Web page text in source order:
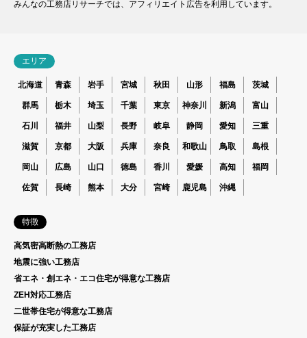
みんなの工務店リサーチでは、アフィリエイト広告を利用しています。
エリア
北海道 青森 岩手 宮城 秋田 山形 福島 茨城
群馬 栃木 埼玉 千葉 東京 神奈川 新潟 富山
石川 福井 山梨 長野 岐阜 静岡 愛知 三重
滋賀 京都 大阪 兵庫 奈良 和歌山 鳥取 島根
岡山 広島 山口 徳島 香川 愛媛 高知 福岡
佐賀 長崎 熊本 大分 宮崎 鹿児島 沖縄
特徴
高気密高断熱の工務店
地震に強い工務店
省エネ・創エネ・エコ住宅が得意な工務店
ZEH対応工務店
二世帯住宅が得意な工務店
保証が充実した工務店